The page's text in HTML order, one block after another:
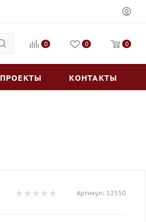
0 0 0
ПРОЕКТЫ КОНТАКТЫ
Артикул: 12550